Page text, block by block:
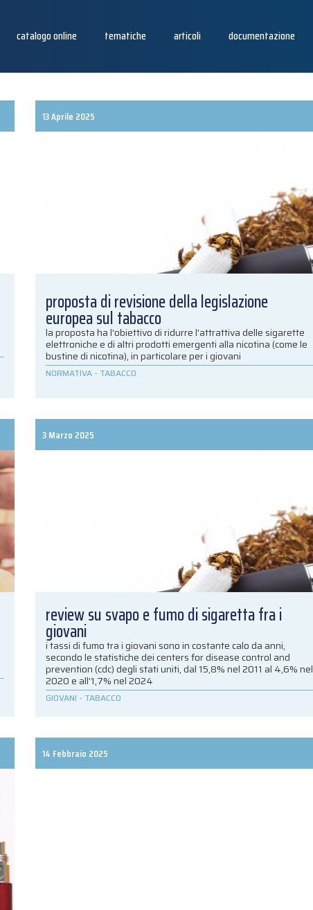
catalogo online tematiche articoli documentazione
13 Aprile 2025
proposta di revisione della legislazione
europea sul tabacco
la proposta ha l'obiettivo di ridurre l'attrattiva delle sigarette
elettroniche e di altri prodotti emergenti alla nicotina (come le
bustine di nicotina), in particolare per i giovani
NORMATIVA - TABACCO
3 Marzo 2025
review su svapo e fumo di sigaretta fra i
giovani
i tassi di fumo tra i giovani sono in costante calo da anni,
secondo le statistiche dei centers for disease control and
prevention (cdc) degli stati uniti, dal 15,8% nel 2011 al 4,6% nel
2020 e all'1,7% nel 2024
GIOVANI - TABACCO
14 Febbraio 2025